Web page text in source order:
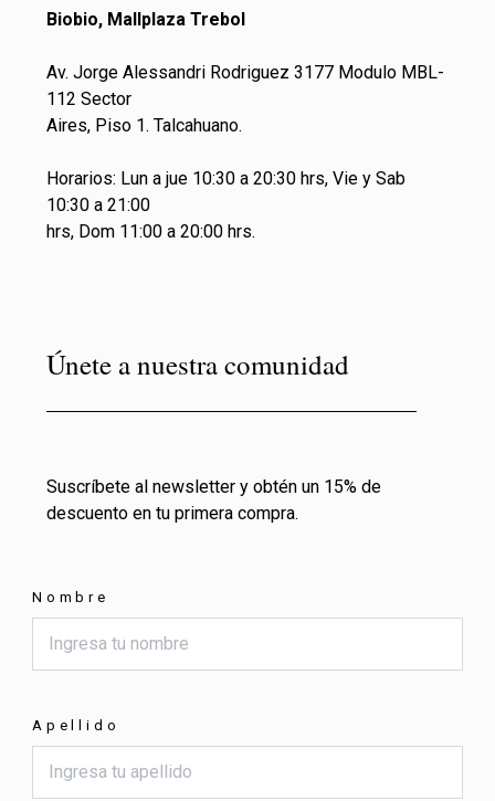
Biobio, Mallplaza Trebol
Av. Jorge Alessandri Rodriguez 3177 Modulo MBL-
112 Sector
Aires, Piso 1. Talcahuano.
Horarios: Lun a jue 10:30 a 20:30 hrs, Vie y Sab
10:30 a 21:00
hrs, Dom 11:00 a 20:00 hrs.
Únete a nuestra comunidad
Suscríbete al newsletter y obtén un 15% de
descuento en tu primera compra.
Nombre
Apellido